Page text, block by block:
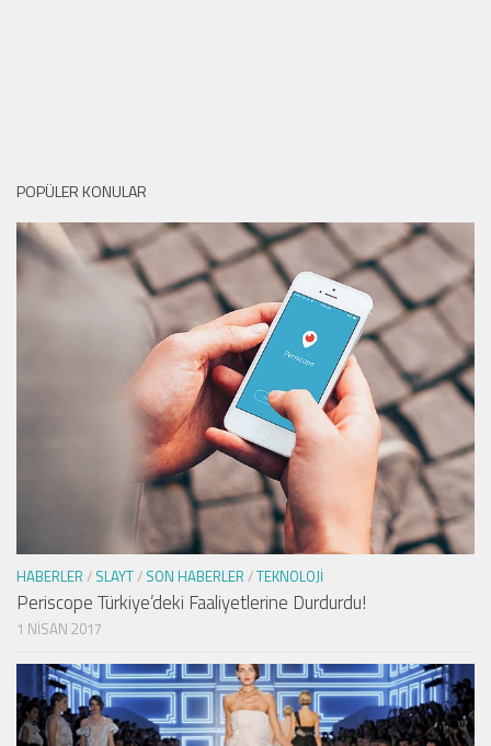
POPÜLER KONULAR
HABERLER / SLAYT/ SON HABERLER /TEKNOLOJI
Periscope Türkiye’deki Faaliyetlerine Durdurdu!
1 NISAN 2017